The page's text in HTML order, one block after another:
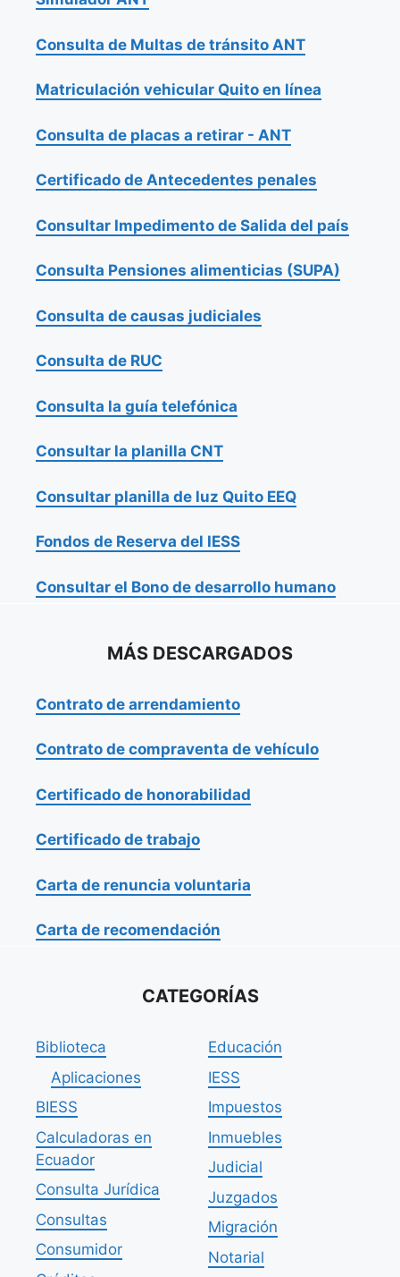
Consulta de Multas de tránsito ANT
Matriculación vehicular Quito en línea
Consulta de placas a retirar - ANT
Certificado de Antecedentes penales
Consultar Impedimento de Salida del país
Consulta Pensiones alimenticias (SUPA)
Consulta de causas judiciales
Consulta de RUC
Consulta la guía telefónica
Consultar la planilla CNT
Consultar planilla de luz Quito EEQ
Fondos de Reserva del IESS
Consultar el Bono de desarrollo humano
MÁS DESCARGADOS
Contrato de arrendamiento
Contrato de compraventa de vehículo
Certificado de honorabilidad
Certificado de trabajo
Carta de renuncia voluntaria
Carta de recomendación
CATEGORÍAS
Biblioteca
Aplicaciones
BIESS
Calculadoras en
Ecuador
Consulta Jurídica
Consultas
Consumidor
Educación
IESS
Impuestos
Inmuebles
Judicial
Juzgados
Migración
Notarial